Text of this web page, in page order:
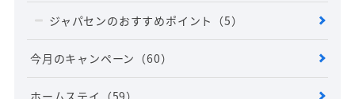
ジャパセンのおすすめポイント （5）
今月のキャンペーン （60）
ホームステイ （59）